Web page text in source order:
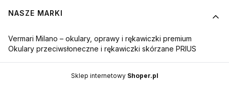
NASZE MARKI
Vermari Milano – okulary, oprawy i rękawiczki premium
Okulary przeciwsłoneczne i rękawiczki skórzane PRIUS
Sklep internetowy Shoper.pl